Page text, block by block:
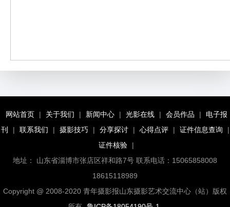
网站首页 | 关于我们 | 新闻中心 | 光影在线 | 会员作品 |
电子报
刊
| 联系我们 | 摄影技巧 | 分享探讨 | 心得点评 | 证件信息查询
|
证件核验
|
地址： 山东省淄博市张店区祥和路7号 联系电话：15065858008
18615118989
Copyright @ 2008-2020 青年摄影报山东摄影艺术交流中心（站）版权